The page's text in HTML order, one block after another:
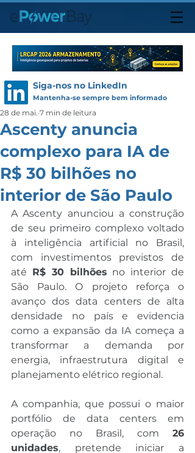
Siga-nos no LinkedIn
Mantenha-se sempre bem informado
Ascenty anuncia
complexo para IA de
R$ 30 bilhões no
interior de São Paulo
28 de mai. 7 min de leitura
A Ascenty anunciou a construção
de seu primeiro complexo voltado
à inteligência artificial no Brasil,
com investimentos previstos de
até R$ 30 bilhões no interior de
São Paulo. O projeto reforça o
avanço dos data centers de alta
densidade no país e evidencia
como a expansão da IA começa a
transformar a demanda por
energia, infraestrutura digital e
planejamento elétrico regional.
A companhia, que possui o maior
portfólio de data centers em
operação no Brasil, com 26
unidades, pretende iniciar a